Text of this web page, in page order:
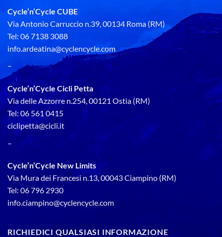
Cycle’n’Cycle CUBE
Via Antonio Carruccio n.39, 00134 Roma (RM)
Tel: 06 7138 3088
info.ardeatina@cyclencycle.com
–
Cycle’n’Cycle Cicli Petta
Via delle Azzorre n.254, 00121 Ostia (RM)
Tel: 06 561 0415
ciclipetta@cicli.it
–
Cycle’n’Cycle New Limits
Via Mura dei Francesi n.13, 00043 Ciampino (RM)
Tel: 06 796 2930
info.ciampino@cyclencycle.com
RICHIEDICI QUALSIASI INFORMAZIONE